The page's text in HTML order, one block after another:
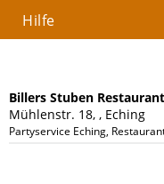
Hilfe
Billers Stuben Restaurant
Mühlenstr. 18, , Eching
Partyservice Eching,